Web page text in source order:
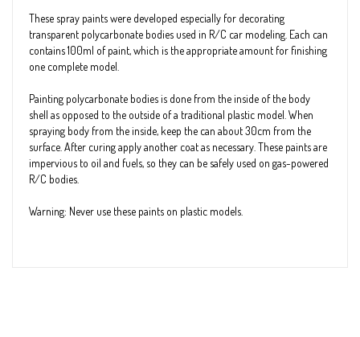
These spray paints were developed especially for decorating
transparent polycarbonate bodies used in R/C car modeling. Each can
contains 100ml of paint, which is the appropriate amount for finishing
one complete model.
Painting polycarbonate bodies is done from the inside of the body
shell as opposed to the outside of a traditional plastic model. When
spraying body from the inside, keep the can about 30cm from the
surface. After curing apply another coat as necessary. These paints are
impervious to oil and fuels, so they can be safely used on gas-powered
R/C bodies.
Warning: Never use these paints on plastic models.